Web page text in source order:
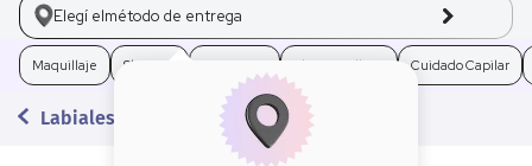
Elegí elmétodo de entrega
Maquillaje Skincare Electro Belleza Cuidado Capilar
Labiales Líquidos
2 máscara pestañas
loreal
4. brochas